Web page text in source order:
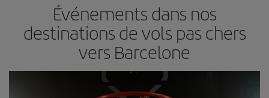
Événements dans nos
destinations de vols pas chers
vers Barcelone